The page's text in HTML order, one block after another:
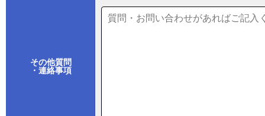
その他質問
・連絡事項